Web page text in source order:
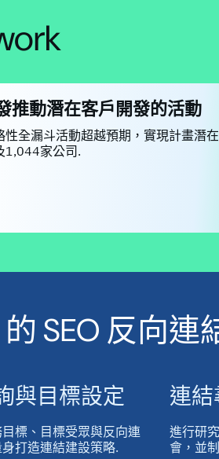
推動潛在客戶開發的活動
性全漏斗活動超越預期，實現計畫潛
1,044家公司.
的 SEO 反向
與目標設定
標、目標受眾與反向連
打造連結建設策略.
連
進行研
會，並